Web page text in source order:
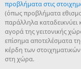
προβλήματα στις
(όπως προβλήματα
παράλληλα καταδεικνύει
αγορά της γειτονικής
επίσημα αποτελέσματα
κέρδη των
στη χώρα.